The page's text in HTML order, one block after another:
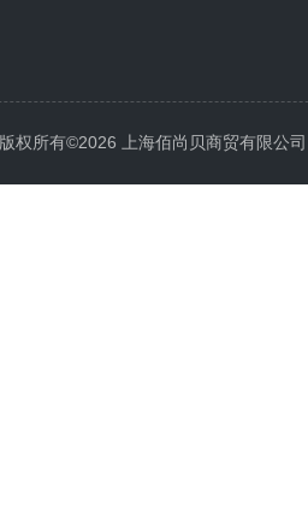
版权所有©2026 上海佰尚贝商贸有限公